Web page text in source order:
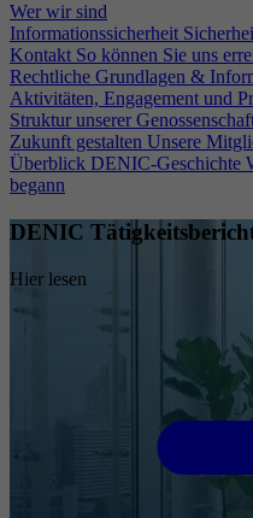
Wer wir sind
Informationssicherheit
Kontakt So können Sie uns
Rechtliche Grundlagen &
Aktivitäten, Engagement und
Struktur unserer
Zukunft gestalten Unsere
Überblick DENIC-Geschichte
begann
DENIC
Hier lesen